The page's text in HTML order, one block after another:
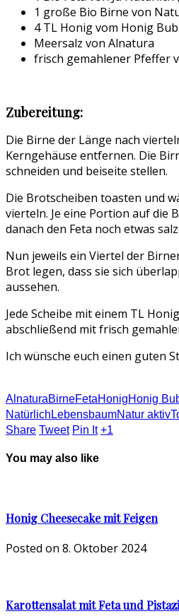
1 große Bio Birne von
4 TL Honig vom Honig Bub
Meersalz von Alnatura
frisch gemahlener Pfeffer
Zubereitung:
Die Birne der Länge nach
Kerngehäuse entfernen. Die
schneiden und beiseite stellen.
Die Brotscheiben toasten und
vierteln. Je eine Portion auf die
danach den Feta noch etwas
Nun jeweils ein Viertel der
Brot legen, dass sie sich
aussehen.
Jede Scheibe mit einem TL
abschließend mit frisch
Ich wünsche euch einen guten
AlnaturaBirneFetaHonigHonig
Natürlich LebensbaumNatur aktiv
Share Tweet Pin It +1
You may also like
Honig Cheesecake mit Feigen
Posted on 8. Oktober 2024
Karottensalat mit Feta und